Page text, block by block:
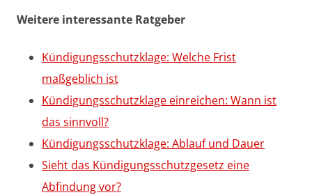
Weitere interessante Ratgeber
Kündigungsschutzklage: Welche Frist
maßgeblich ist
Kündigungsschutzklage einreichen: Wann ist
das sinnvoll?
Kündigungsschutzklage: Ablauf und Dauer
Sieht das Kündigungsschutzgesetz eine
Abfindung vor?